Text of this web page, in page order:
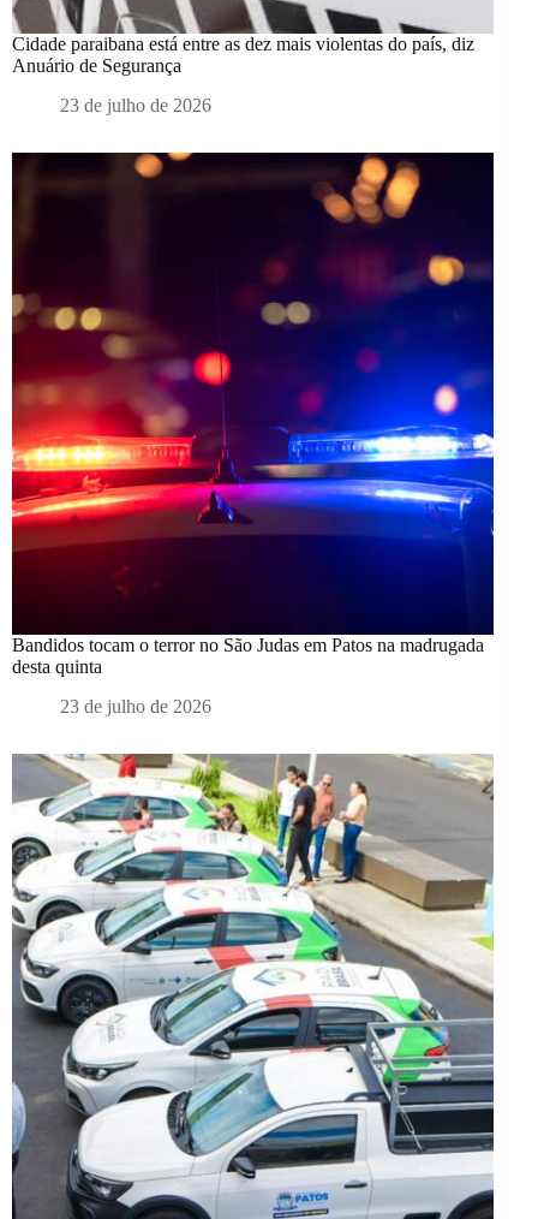
Cidade paraibana está entre as dez mais violentas do país, diz
Anuário de Segurança
23 de julho de 2026
Bandidos tocam o terror no São Judas em Patos na madrugada
desta quinta
23 de julho de 2026